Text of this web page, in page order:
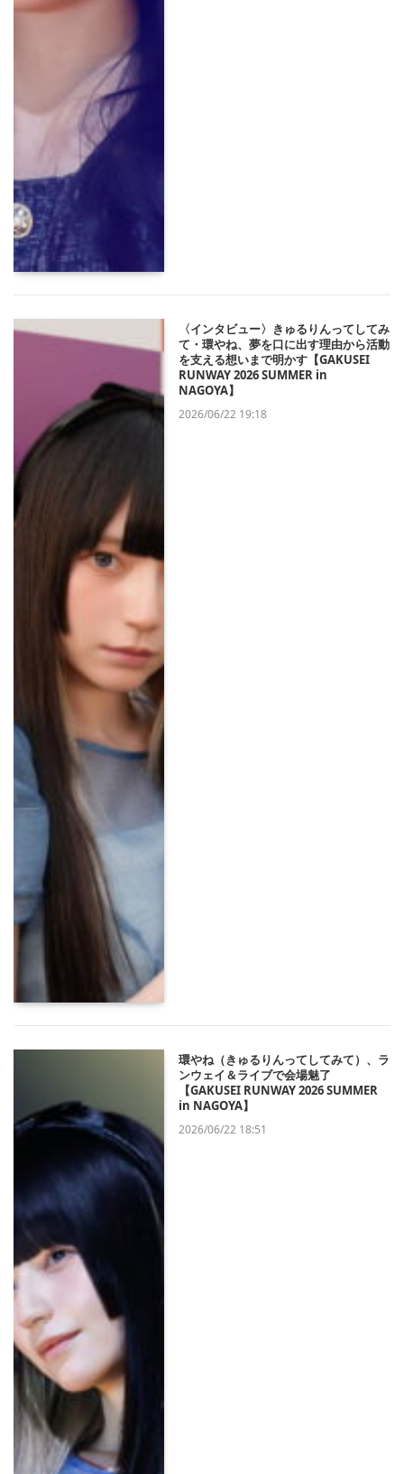
〈インタビュー〉きゅるりんってしてみ
て・環やね、夢を口に出す理由から活動
を支える想いまで明かす【GAKUSEI
RUNWAY 2026 SUMMER in
NAGOYA】
2026/06/22 19:18
環やね（きゅるりんってしてみて）、ラ
ンウェイ＆ライブで会場魅了
【GAKUSEI RUNWAY 2026 SUMMER
in NAGOYA】
2026/06/22 18:51